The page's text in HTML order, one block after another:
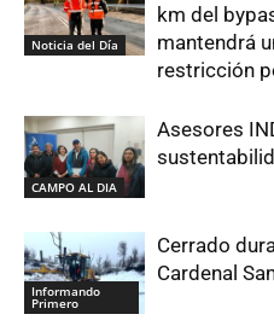
Noticia del Día
km del
mantendrá
restricción
CAMPO AL DIA
Asesores
Informando
Primero
Cerrado
Cardenal